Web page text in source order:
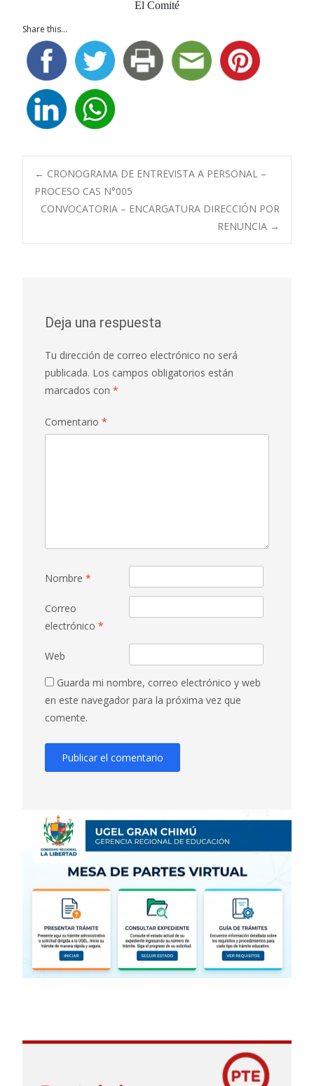
El Comité
Share this...
Navegación
← CRONOGRAMA DE ENTREVISTA A PERSONAL –
PROCESO CAS N°005
CONVOCATORIA – ENCARGATURA DIRECCIÓN POR
RENUNCIA →
Deja una respuesta
Tu dirección de correo electrónico no será
publicada. Los campos obligatorios están
marcados con *
Comentario *
Nombre *
Correo
electrónico *
Web
Guarda mi nombre, correo electrónico y web
en este navegador para la próxima vez que
comente.